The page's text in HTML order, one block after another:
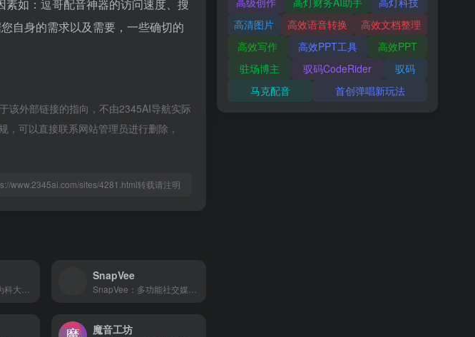
如：逗哥配音神器的访问速度、搜
自身的需求以及需要，一些确切的
该外部链接的指向，不由2345AI导航实际
可以直接联系网站管理员进行删除，
www.2345ai.com/sites/4281.html转载请注明
SnapVee
魔音工坊
高清图片
高效语音转换
高效文档整理
高效写作
高效PPT工具
高效PPT
驻场博主
驭码CodeRider
驭码
马克配音
首创弹唱新玩法